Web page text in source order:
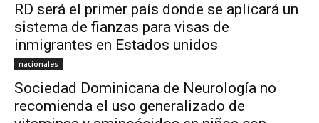
RD será el primer país donde se aplicará un
sistema de fianzas para visas de
inmigrantes en Estados unidos
nacionales
Sociedad Dominicana de Neurología no
recomienda el uso generalizado de